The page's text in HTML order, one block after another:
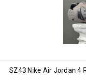
SZ43 Nike Air Jordan 4